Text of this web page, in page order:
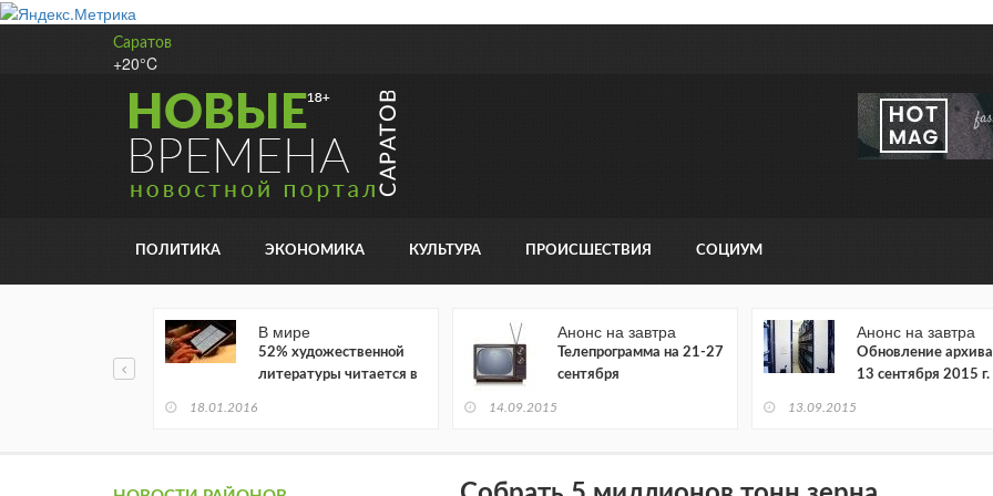
Саратов
+20°C
ПОЛИТИКА ЭКОНОМИКА КУЛЬТУРА ПРОИСШЕСТВИЯ СОЦИУМ
В мире
52% художественной
литературы читается в
18.01.2016
Анонс на завтра
Телепрограмма на 21-27
сентября
14.09.2015
Анонс на завтра
Обновление архива
13 сентября 2015 г.
13.09.2015